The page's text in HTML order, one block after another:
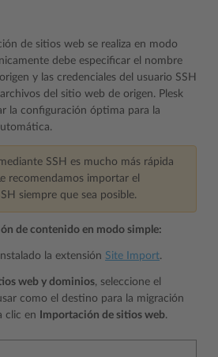
de sitios web se realiza en modo
debe especificar el nombre
y las credenciales del usuario SSH
del sitio web de origen. Plesk
la configuración óptima para la
SSH es mucho más rápida
recomendamos importar el
siempre que sea posible.
de contenido en modo simple:
la extensión Site Import.
web y dominios, seleccione el
como el destino para la migración
clic en
Importación de sitios web.